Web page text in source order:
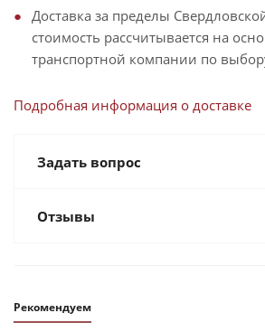
Доставка за пределы
стоимость рассчитывается на
транспортной компании по
Подробная информация о доставке
Задать вопрос
Отзывы
Рекомендуем